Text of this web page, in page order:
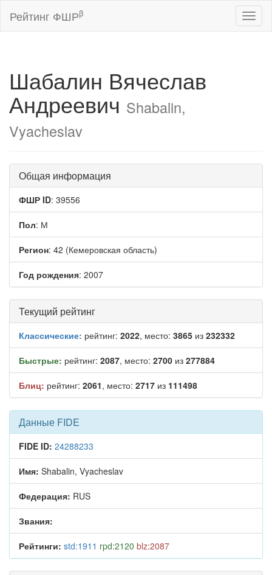
Рейтинг ФШРβ
Шабалин Вячеслав
Андреевич Shabalin,
Vyacheslav
Общая информация
ФШР ID: 39556
Пол: М
Регион: 42 (Кемеровская область)
Год рождения: 2007
Текущий рейтинг
Классические: рейтинг: 2022, место: 3865 из 232332
Быстрые: рейтинг: 2087, место: 2700 из 277884
Блиц: рейтинг: 2061, место: 2717 из 111498
Данные FIDE
FIDE ID: 24288233
Имя: Shabalin, Vyacheslav
Федерация: RUS
Звания:
Рейтинги: std:1911 rpd:2120 blz:2087